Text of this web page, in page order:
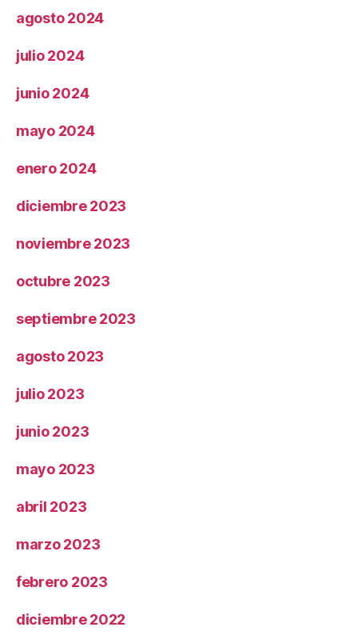
agosto 2024
julio 2024
junio 2024
mayo 2024
enero 2024
diciembre 2023
noviembre 2023
octubre 2023
septiembre 2023
agosto 2023
julio 2023
junio 2023
mayo 2023
abril 2023
marzo 2023
febrero 2023
diciembre 2022